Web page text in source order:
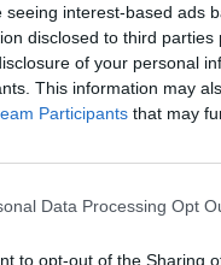
seeing interest-based ads
disclosed to third
of your personal
This information may
Participants that may
Data Processing Opt
to opt-out of the Sharing
– Με
Ολύμπια